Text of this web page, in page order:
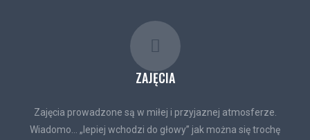
ZAJĘCIA
Zajęcia prowadzone są w miłej i przyjaznej atmosferze.
Wiadomo... „lepiej wchodzi do głowy” jak można się trochę